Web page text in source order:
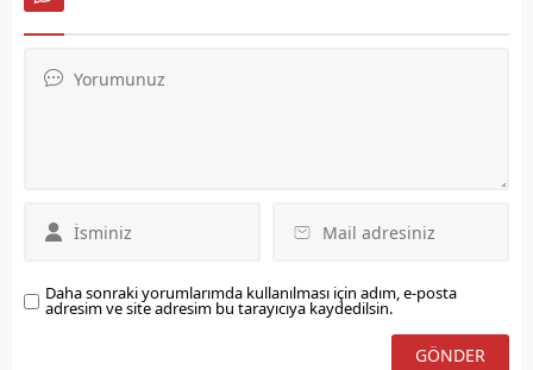
Daha sonraki yorumlarımda kullanılması için adım, e-posta
adresim ve site adresim bu tarayıcıya kaydedilsin.